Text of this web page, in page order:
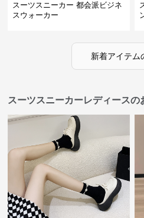
スーツスニーカー 都会派ビジネ
スウォーカー
新着アイテム
スーツスニーカーレディースの